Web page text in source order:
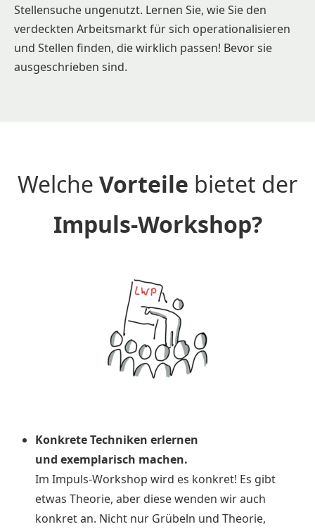
Stellensuche ungenutzt. Lernen Sie, wie Sie den
verdeckten Arbeitsmarkt für sich operationalisieren
und Stellen finden, die wirklich passen! Bevor sie
ausgeschrieben sind.
Welche Vorteile bietet der
Impuls-Workshop?
Konkrete Techniken erlernen
und exemplarisch machen.
Im Impuls-Workshop wird es konkret! Es gibt
etwas Theorie, aber diese wenden wir auch
konkret an. Nicht nur Grübeln und Theorie,